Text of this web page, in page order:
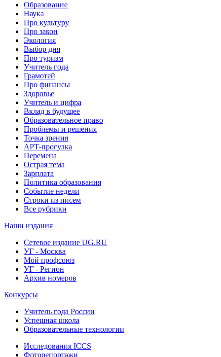
Образование
Наука
Про культуру
Про закон
Экология
Выбор дня
Про туризм
Учитель года
Грамотей
Про финансы
Здоровье
Учитель и цифра
Вклад в будущее
Образовательное право
Проблемы и решения
Точка зрения
АРТ-прогулка
Перемена
Острая тема
Зарплата
Политика образования
Событие недели
Строки из писем
Все рубрики
Наши издания
Сетевое издание UG.RU
УГ - Москва
Мой профсоюз
УГ - Регион
Архив номеров
Конкурсы
Учитель года России
Успешная школа
Образовательные технологии
Исследования ICCS
Фоторепортажи